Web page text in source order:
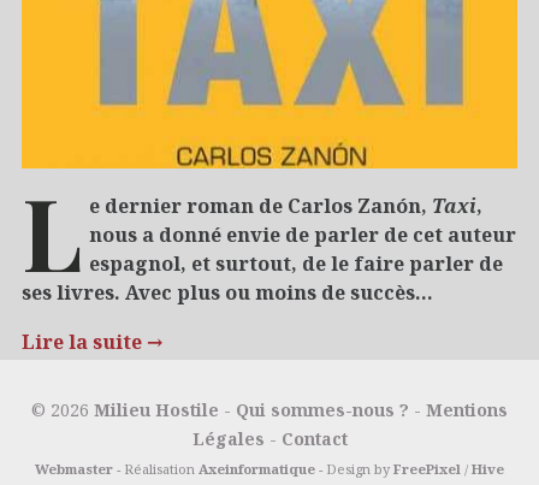
L e dernier roman de Carlos Zanón, Taxi,
nous a donné envie de parler de cet auteur
espagnol, et surtout, de le faire parler de
ses livres. Avec plus ou moins de succès…
Lire la suite →
12/12/2018 5 raisons de… Polar
© 2026 Milieu Hostile - Qui sommes-nous ? - Mentions
Légales - Contact
Webmaster - Réalisation Axeinformatique - Design by FreePixel / Hive